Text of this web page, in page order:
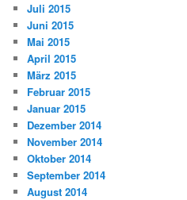
Juli 2015
Juni 2015
Mai 2015
April 2015
März 2015
Februar 2015
Januar 2015
Dezember 2014
November 2014
Oktober 2014
September 2014
August 2014